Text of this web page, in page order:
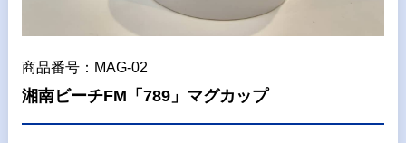
商品番号：MAG-02
湘南ビーチFM「789」マグカップ